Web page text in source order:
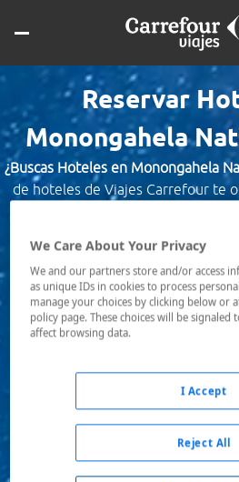
Reservar
Monongahela
¿Buscas Hoteles en Monongahela
de hoteles de Viajes Carrefour te
nosotros te lo
Destino *
Ocupación *
Buscar
We Care About Your Privacy
We and our partners store and/or access
as unique IDs in cookies to process
manage your choices by clicking below or
policy page. These choices will be
affect browsing data.
Reject All
I Accept